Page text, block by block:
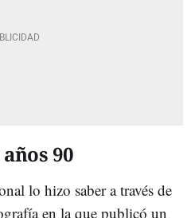
90
lo hizo saber a través de
en la que publicó un